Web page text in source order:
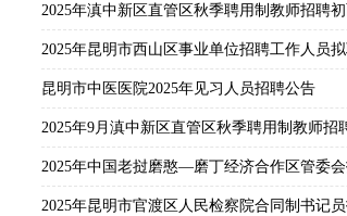
2025年滇中新区直管区秋季聘用制教师招聘
2025年昆明市西山区事业单位招聘工作人员拟
昆明市中医医院2025年见习人员招聘公告
2025年9月滇中新区直管区秋季聘用制教师招
2025年中国老挝磨憨—磨丁经济合作区管委
2025年昆明市官渡区人民检察院合同制书记